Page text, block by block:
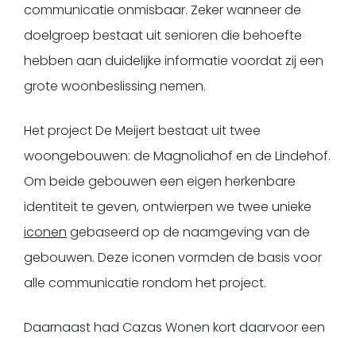
communicatie onmisbaar. Zeker wanneer de
doelgroep bestaat uit senioren die behoefte
hebben aan duidelijke informatie voordat zij een
grote woonbeslissing nemen.
Het project De Meijert bestaat uit twee
woongebouwen: de Magnoliahof en de Lindehof.
Om beide gebouwen een eigen herkenbare
identiteit te geven, ontwierpen we twee unieke
iconen gebaseerd op de naamgeving van de
gebouwen. Deze iconen vormden de basis voor
alle communicatie rondom het project.
Daarnaast had Cazas Wonen kort daarvoor een